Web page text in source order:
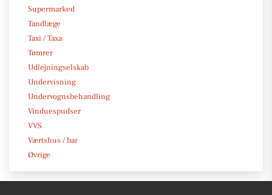
Supermarked
Tandlæge
Taxi / Taxa
Tømrer
Udlejningselskab
Undervisning
Undervognsbehandling
Vinduespudser
VVS
Værtshus / bar
Øvrige